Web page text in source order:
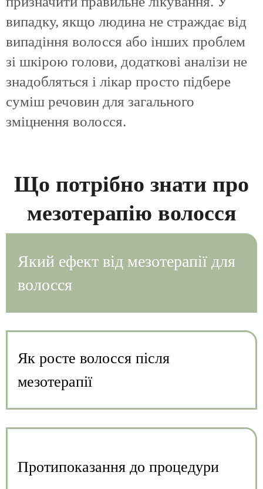
випадку, якщо людина не страждає від
випадіння волосся або інших проблем
зі шкірою голови, додаткові аналізи не
знадобляться і лікар просто підбере
суміш речовин для загального
зміцнення волосся.
Що потрібно знати про
мезотерапію волосся
Який ефект від мезотерапії для
волосся
Як росте волосся після
мезотерапії
Протипоказання до процедури